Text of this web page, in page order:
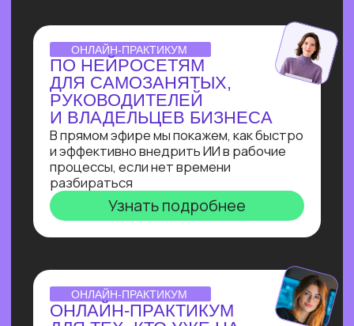
реальное видение рынка ИИ
от эксперта по нейросетям Зерокодер
Кирилла Пшинника!
Узнать подробнее
ВЕБИНАР-ОБЗОР
ПРОФЕССИЯ ПРОМПТ-
ИНЖЕНЕР: КАК ХАЙП
ПРОШЛОГО ГОДА
ПРЕВРАТИЛСЯ В САМУЮ
ВОСТРЕБОВАННУЮ
СПЕЦИАЛИЗАЦИЮ В 2025?
Больше 2 лет наш карьерный центр
поделиться самыми свежими данными
Узнать подробнее